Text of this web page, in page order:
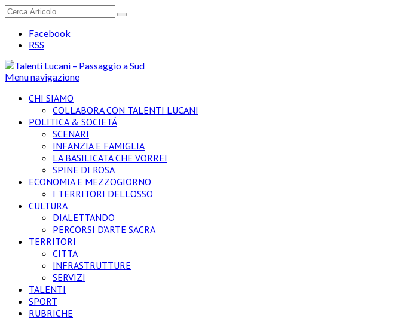
Facebook
RSS
Menu navigazione
CHI SIAMO
COLLABORA CON TALENTI LUCANI
POLITICA & SOCIETÁ
SCENARI
INFANZIA E FAMIGLIA
LA BASILICATA CHE VORREI
SPINE DI ROSA
ECONOMIA E MEZZOGIORNO
I TERRITORI DELL’OSSO
CULTURA
DIALETTANDO
PERCORSI D’ARTE SACRA
TERRITORI
CITTA
INFRASTRUTTURE
SERVIZI
TALENTI
SPORT
RUBRICHE